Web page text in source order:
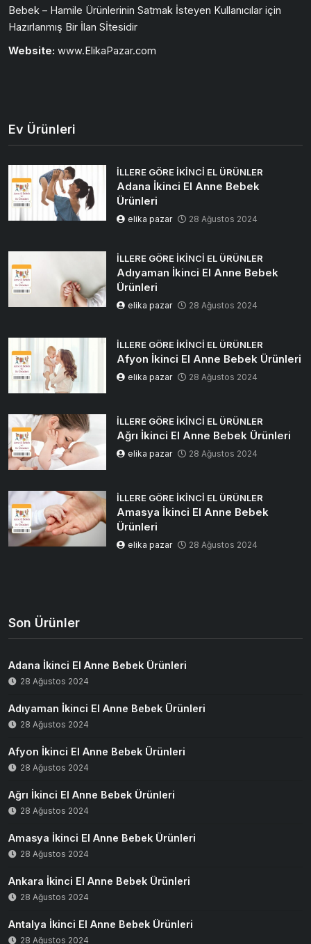
Bebek – Hamile Ürünlerinin Satmak İsteyen Kullanıcılar için
Hazırlanmış Bir İlan Sİtesidir
Website: www.ElikaPazar.com
Ev Ürünleri
İLLERE GÖRE İKINCI EL ÜRÜNLER
Adana İkinci El Anne Bebek
Ürünleri
elika pazar 28 Ağustos 2024
İLLERE GÖRE İKINCI EL ÜRÜNLER
Adıyaman İkinci El Anne Bebek
Ürünleri
elika pazar 28 Ağustos 2024
İLLERE GÖRE İKINCI EL ÜRÜNLER
Afyon İkinci El Anne Bebek Ürünleri
elika pazar 28 Ağustos 2024
İLLERE GÖRE İKINCI EL ÜRÜNLER
Ağrı İkinci El Anne Bebek Ürünleri
elika pazar 28 Ağustos 2024
İLLERE GÖRE İKINCI EL ÜRÜNLER
Amasya İkinci El Anne Bebek
Ürünleri
elika pazar 28 Ağustos 2024
Son Ürünler
Adana İkinci El Anne Bebek Ürünleri
28 Ağustos 2024
Adıyaman İkinci El Anne Bebek Ürünleri
28 Ağustos 2024
Afyon İkinci El Anne Bebek Ürünleri
28 Ağustos 2024
Ağrı İkinci El Anne Bebek Ürünleri
28 Ağustos 2024
Amasya İkinci El Anne Bebek Ürünleri
28 Ağustos 2024
Ankara İkinci El Anne Bebek Ürünleri
28 Ağustos 2024
Antalya İkinci El Anne Bebek Ürünleri
28 Ağustos 2024